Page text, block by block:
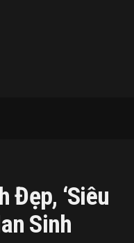
Đẹp, ‘siêu
Sinh